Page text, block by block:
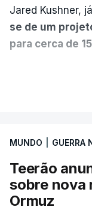
Jared Kushner,
se de um
para cerca de
que já
americana em
nomeadamente
MUNDO GUERRA
Teerão
sobre nova
Ormuz